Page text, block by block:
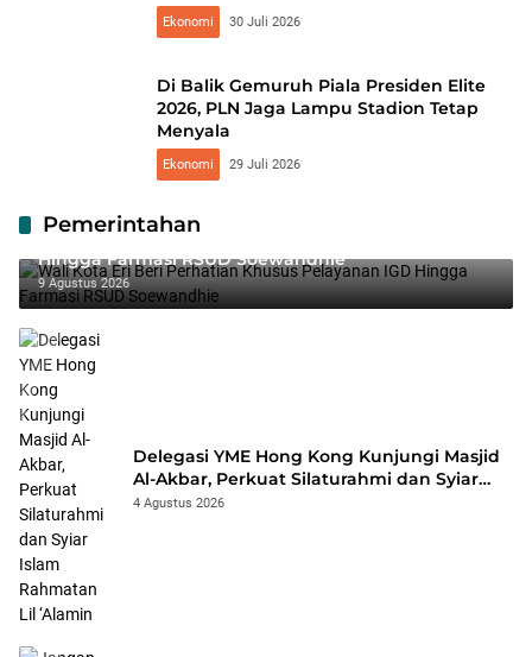
Ekonomi 30 Juli 2026
Di Balik Gemuruh Piala Presiden Elite
2026, PLN Jaga Lampu Stadion Tetap
Menyala
Ekonomi 29 Juli 2026
Pemerintahan
Wali Kota Eri Beri Perhatian Khusus Pelayanan IGD
Hingga Farmasi RSUD Soewandhie
9 Agustus 2026
Delegasi YME Hong Kong Kunjungi Masjid
Al-Akbar, Perkuat Silaturahmi dan Syiar
Islam Rahmatan Lil ‘Alamin
4 Agustus 2026